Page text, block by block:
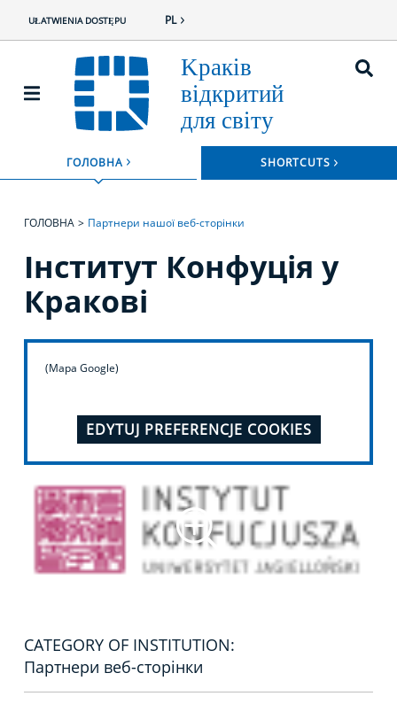
UŁATWIENIA DOSTĘPU PL
ГОЛОВНАROZWIŃ MENU SHORTCUTS
ГОЛОВНА Партнери нашої веб-сторінки
Інститут Конфуція у
Кракові
(Mapa Google)
EDYTUJ PREFERENCJE COOKIES
CATEGORY OF INSTITUTION:
Партнери веб-сторінки